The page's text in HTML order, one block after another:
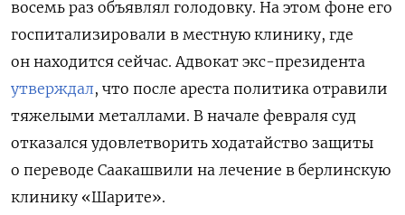
восемь раз объявлял голодовку. На этом фоне его
госпитализировали в местную клинику, где
он находится сейчас. Адвокат экс-президента
утверждал, что после ареста политика отравили
тяжелыми металлами. В начале февраля суд
отказался удовлетворить ходатайство защиты
о переводе Саакашвили на лечение в берлинскую
клинику «Шарите».